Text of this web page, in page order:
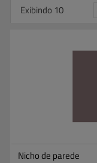
Exibindo 10
Nicho de parede